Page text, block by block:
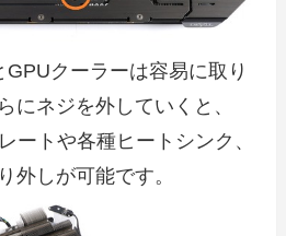
クーラーは容易に取り
にネジを外していくと、
ートや各種ヒートシンク、
外しが可能です。